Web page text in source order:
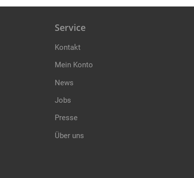
Service
Kontakt
Mein Konto
News
Jobs
Presse
Über uns